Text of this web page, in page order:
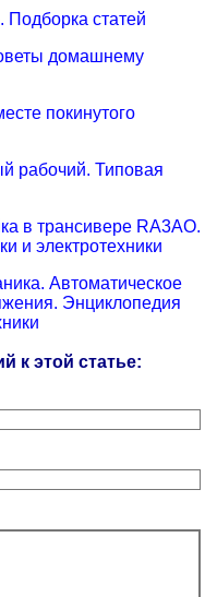
Подборка статей
домашнему
покинутого
рабочий. Типовая
в трансивере RA3AO.
и электротехники
Автоматическое
Энциклопедия
к этой статье: